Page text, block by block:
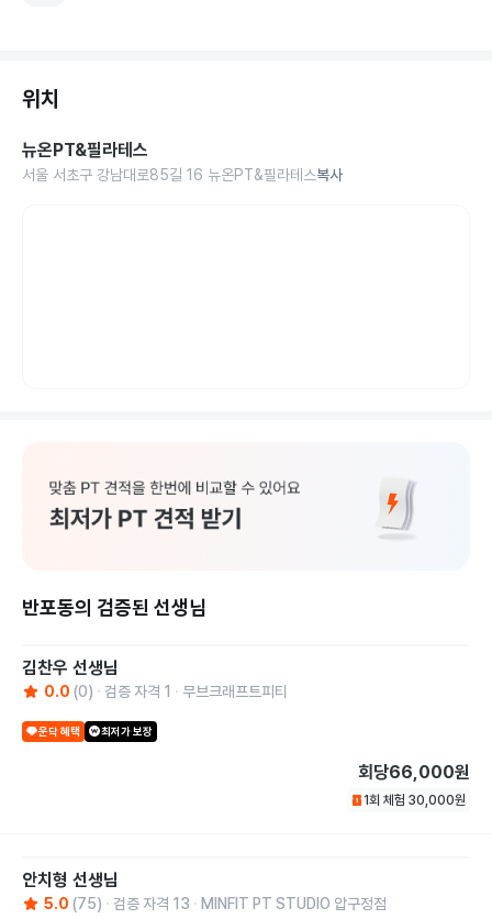
위치
뉴온PT&필라테스
서울 서초구 강남대로85길 16 뉴온PT&필라테스복사
반포동의 검증된 선생님
김찬우 선생님
0.0 (0) 검증 자격 1 무브크래프트피티
운닥 혜택 최저가 보장
회당66,000원
1회 체험 30,000원
안치형 선생님
5.0 (75) 검증 자격 13
MINFIT PT STUDIO 압구정점